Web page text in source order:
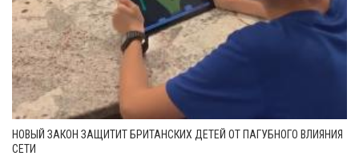
НОВЫЙ ЗАКОН ЗАЩИТИТ БРИТАНСКИХ ДЕТЕЙ ОТ ПАГУБНОГО ВЛИЯНИЯ
СЕТИ